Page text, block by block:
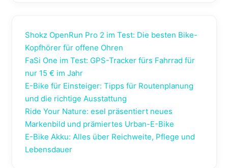
Shokz OpenRun Pro 2 im Test: Die besten Bike-
Kopfhörer für offene Ohren
FaSi One im Test: GPS-Tracker fürs Fahrrad für
nur 15 € im Jahr
E-Bike für Einsteiger: Tipps für Routenplanung
und die richtige Ausstattung
Ride Your Nature: esel präsentiert neues
Markenbild und prämiertes Urban-E-Bike
E-Bike Akku: Alles über Reichweite, Pflege und
Lebensdauer